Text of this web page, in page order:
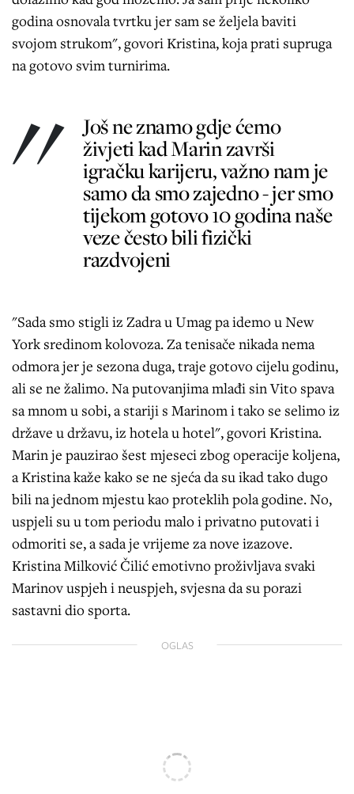
godina osnovala tvrtku jer sam se željela baviti
svojom strukom", govori Kristina, koja prati supruga
na gotovo svim turnirima.
Još ne znamo gdje ćemo
živjeti kad Marin završi
igračku karijeru, važno nam je
samo da smo zajedno - jer smo
tijekom gotovo 10 godina naše
veze često bili fizički
razdvojeni
"Sada smo stigli iz Zadra u Umag pa idemo u New
York sredinom kolovoza. Za tenisače nikada nema
odmora jer je sezona duga, traje gotovo cijelu godinu,
ali se ne žalimo. Na putovanjima mlađi sin Vito spava
sa mnom u sobi, a stariji s Marinom i tako se selimo iz
države u državu, iz hotela u hotel", govori Kristina.
Marin je pauzirao šest mjeseci zbog operacije koljena,
a Kristina kaže kako se ne sjeća da su ikad tako dugo
bili na jednom mjestu kao proteklih pola godine. No,
uspjeli su u tom periodu malo i privatno putovati i
odmoriti se, a sada je vrijeme za nove izazove.
Kristina Milković Čilić emotivno proživljava svaki
Marinov uspjeh i neuspjeh, svjesna da su porazi
sastavni dio sporta.
OGLAS